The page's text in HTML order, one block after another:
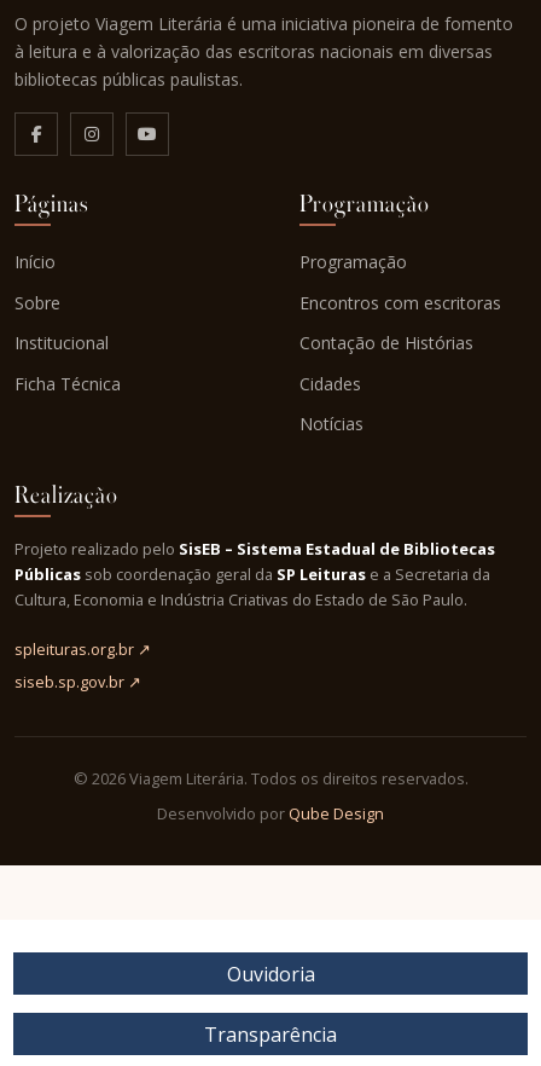
O projeto Viagem Literária é uma iniciativa pioneira de fomento
à leitura e à valorização das escritoras nacionais em diversas
bibliotecas públicas paulistas.
Páginas
Início
Sobre
Institucional
Ficha Técnica
Programação
Programação
Encontros com escritoras
Contação de Histórias
Cidades
Notícias
Realização
Projeto realizado pelo SisEB – Sistema Estadual de Bibliotecas
Públicas sob coordenação geral da SP Leituras e a Secretaria da
Cultura, Economia e Indústria Criativas do Estado de São Paulo.
spleituras.org.br ↗
siseb.sp.gov.br ↗
© 2026 Viagem Literária. Todos os direitos reservados.
Desenvolvido por Qube Design
Ouvidoria
Transparência